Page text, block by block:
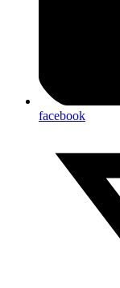
facebook